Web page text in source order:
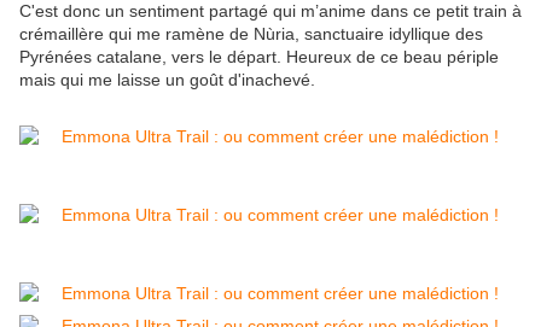
C'est donc un sentiment partagé qui m’anime dans ce petit train à
crémaillère qui me ramène de Nùria, sanctuaire idyllique des
Pyrénées catalane, vers le départ. Heureux de ce beau périple
mais qui me laisse un goût d'inachevé.